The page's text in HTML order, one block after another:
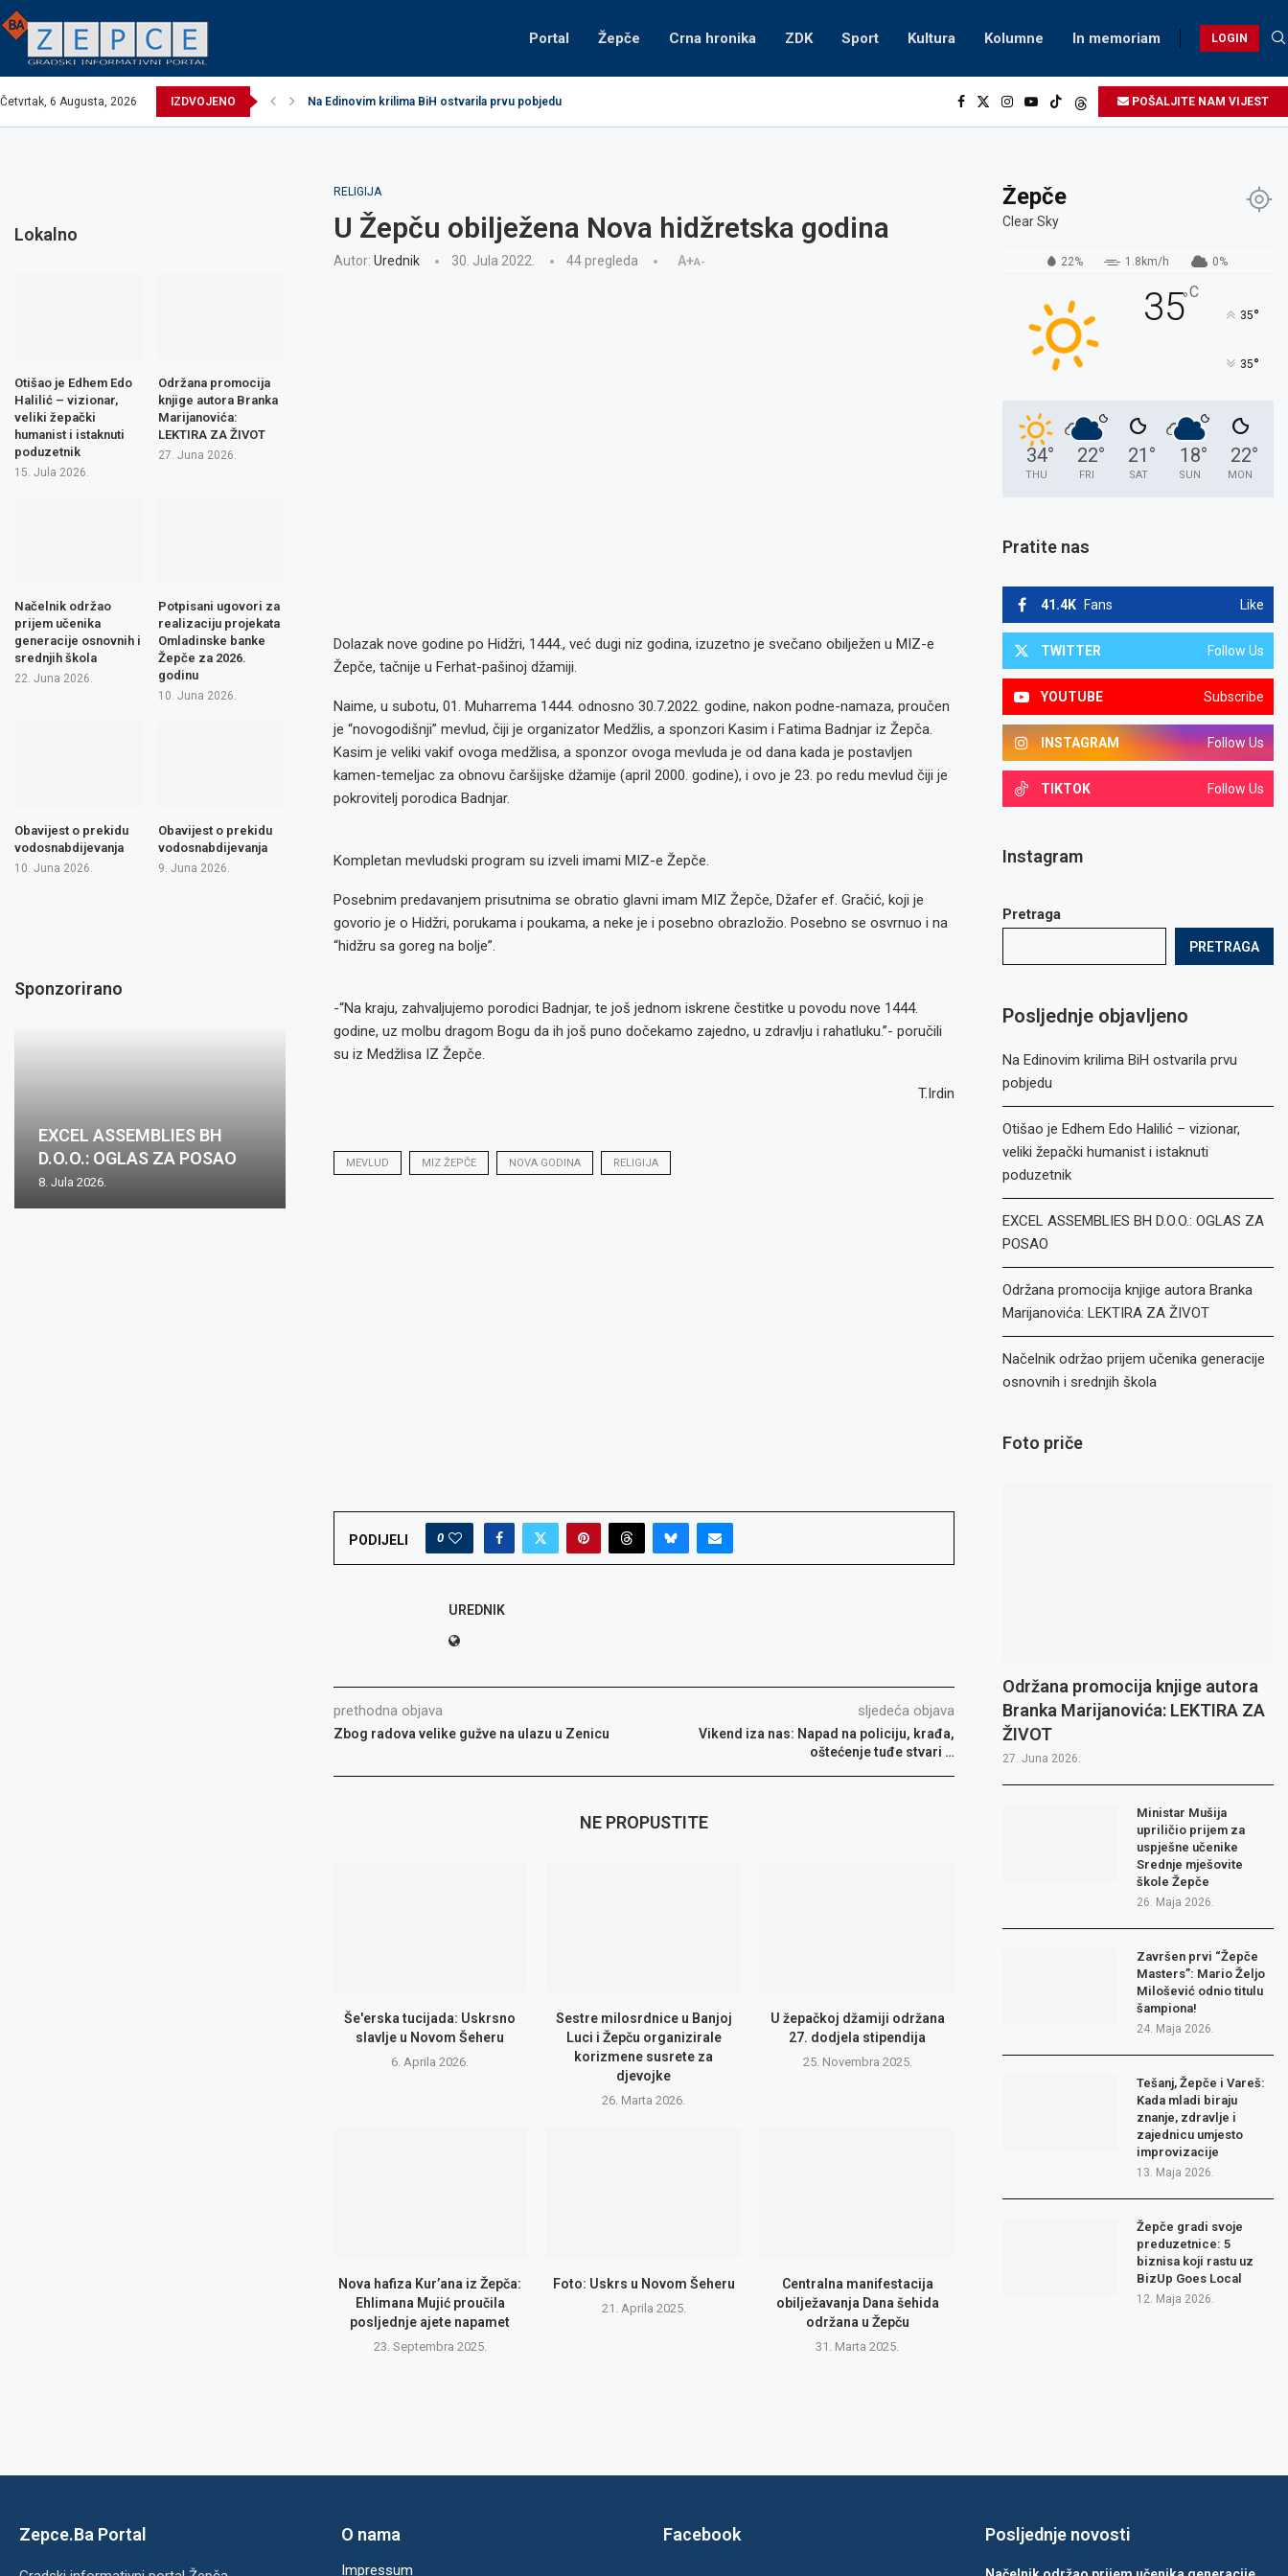
Portal Žepče Crna hronika ZDK Sport Kultura Kolumne In memoriam LOGIN
Četvrtak, 6 Augusta, 2026 IZDVOJENO Na Edinovim krilima BiH ostvarila prvu pobjedu POŠALJITE NAM VIJEST
RELIGIJA
U Žepču obilježena Nova hidžretska godina
Autor: Urednik 30. Jula 2022. 44pregleda A+A-
Dolazak nove godine po Hidžri, 1444., već dugi niz godina, izuzetno je svečano obilježen u MIZ-e
Žepče, tačnije u Ferhat-pašinoj džamiji.
Naime, u subotu, 01. Muharrema 1444. odnosno 30.7.2022. godine, nakon podne-namaza, proučen
je “novogodišnji” mevlud, čiji je organizator Medžlis, a sponzori Kasim i Fatima Badnjar iz Žepča.
Kasim je veliki vakif ovoga medžlisa, a sponzor ovoga mevluda je od dana kada je postavljen
kamen-temeljac za obnovu čaršijske džamije (april 2000. godine), i ovo je 23. po redu mevlud čiji je
pokrovitelj porodica Badnjar.
Kompletan mevludski program su izveli imami MIZ-e Žepče.
Posebnim predavanjem prisutnima se obratio glavni imam MIZ Žepče, Džafer ef. Gračić, koji je
govorio je o Hidžri, porukama i poukama, a neke je i posebno obrazložio. Posebno se osvrnuo i na
“hidžru sa goreg na bolje”.
-“Na kraju, zahvaljujemo porodici Badnjar, te još jednom iskrene čestitke u povodu nove 1444.
godine, uz molbu dragom Bogu da ih još puno dočekamo zajedno, u zdravlju i rahatluku.”- poručili
su iz Medžlisa IZ Žepče.
T.Irdin
MEVLUD MIZ ŽEPČE NOVA GODINA RELIGIJA
PODIJELI 0
UREDNIK
prethodna objava
Zbog radova velike gužve na ulazu u Zenicu
sljedeća objava
Vikend iza nas: Napad na policiju, krađa,
oštećenje tuđe stvari …
NE PROPUSTITE
Še'erska tucijada: Uskrsno
slavlje u Novom Šeheru
6. Aprila 2026.
Sestre milosrdnice u Banjoj
Luci i Žepču organizirale
korizmene susrete za
djevojke
26. Marta 2026.
U žepačkoj džamiji održana
27. dodjela stipendija
25. Novembra 2025.
Nova hafiza Kur’ana iz Žepča:
Ehlimana Mujić proučila
posljednje ajete napamet
23. Septembra 2025.
Foto: Uskrs u Novom Šeheru
21. Aprila 2025.
Centralna manifestacija
obilježavanja Dana šehida
održana u Žepču
31. Marta 2025.
Žepče
Clear Sky
22% 1.8km/h 0%
35°C
35°
35°
34°
THU
22°
FRI
21 °
SAT
18°
SUN
22°
MON
Pratite nas
41.4K Fans Like
TWITTER Follow Us
YOUTUBE Subscribe
INSTAGRAM Follow Us
TIKTOK Follow Us
Instagram
Pretraga
PRETRAGA
Posljednje objavljeno
Na Edinovim krilima BiH ostvarila prvu
pobjedu
Otišao je Edhem Edo Halilić – vizionar,
veliki žepački humanist i istaknuti
poduzetnik
EXCEL ASSEMBLIES BH D.O.O.: OGLAS ZA
POSAO
Održana promocija knjige autora Branka
Marijanovića: LEKTIRA ZA ŽIVOT
Načelnik održao prijem učenika generacije
osnovnih i srednjih škola
Foto priče
Održana promocija knjige autora
Branka Marijanovića: LEKTIRA ZA
ŽIVOT
27. Juna 2026.
Ministar Mušija
upriličio prijem za
uspješne učenike
Srednje mješovite
škole Žepče
26. Maja 2026.
Završen prvi “Žepče
Masters”: Mario Željo
Milošević odnio titulu
šampiona!
24. Maja 2026.
Tešanj, Žepče i Vareš:
Kada mladi biraju
znanje, zdravlje i
zajednicu umjesto
improvizacije
13. Maja 2026.
Žepče gradi svoje
preduzetnice: 5
biznisa koji rastu uz
BizUp Goes Local
12. Maja 2026.
Lokalno
Otišao je Edhem Edo
Halilić – vizionar,
veliki žepački
humanist i istaknuti
poduzetnik
15. Jula 2026.
Održana promocija
knjige autora Branka
Marijanovića:
LEKTIRA ZA ŽIVOT
27. Juna 2026.
Načelnik održao
prijem učenika
generacije osnovnih i
srednjih škola
22. Juna 2026.
Potpisani ugovori za
realizaciju projekata
Omladinske banke
Žepče za 2026.
godinu
10. Juna 2026.
Obavijest o prekidu
vodosnabdijevanja
10. Juna 2026.
Obavijest o prekidu
vodosnabdijevanja
9. Juna 2026.
Sponzorirano
EXCEL ASSEMBLIES BH
D.O.O.: OGLAS ZA POSAO
8. Jula 2026.
Zepce.Ba Portal O nama
Impressum
Facebook Posljednje novosti